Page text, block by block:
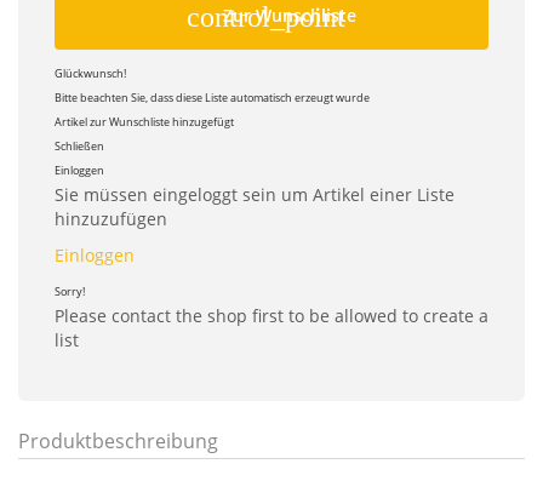
control_point
Zur Wunschliste
Glückwunsch!
Bitte beachten Sie, dass diese Liste automatisch erzeugt wurde
Artikel zur Wunschliste hinzugefügt
Schließen
Einloggen
Sie müssen eingeloggt sein um Artikel einer Liste
hinzuzufügen
Einloggen
Sorry!
Please contact the shop first to be allowed to create a
list
Produktbeschreibung